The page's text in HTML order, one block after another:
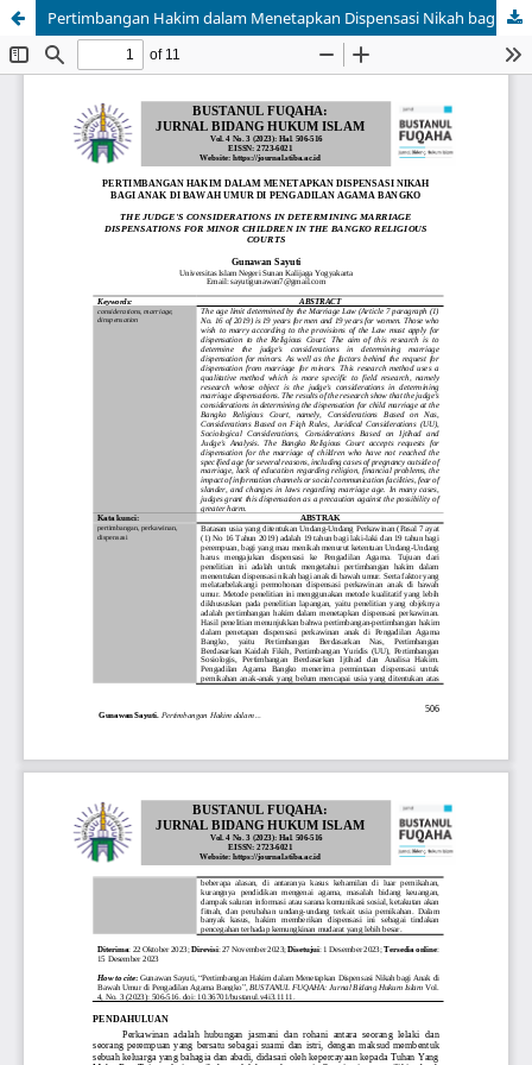
Pertimbangan Hakim dalam Menetapkan Dispensasi Nikah bagi Anak di Bawah Umur di Pengadilan Agama Bangko